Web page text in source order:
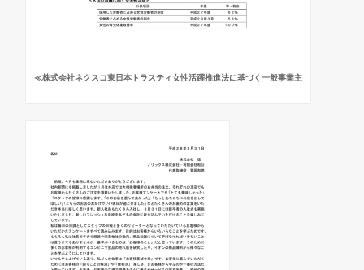
≪株式会社ネクスコ東日本トラスティ女性活躍推進法に基づく一般事業主